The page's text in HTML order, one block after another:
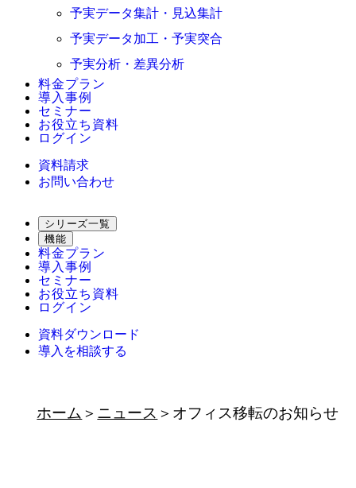
予実データ集計・見込集計
予実データ加工・予実突合
予実分析・差異分析
料金プラン
導入事例
セミナー
お役立ち資料
ログイン
資料請求
お問い合わせ
シリーズ一覧
機能
料金プラン
導入事例
セミナー
お役立ち資料
ログイン
資料ダウンロード
導入を相談する
ホーム ニュース オフィス移転のお知らせ